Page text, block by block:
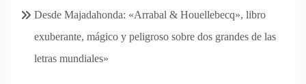
Desde Majadahonda: «Arrabal & Houellebecq», libro
exuberante, mágico y peligroso sobre dos grandes de las
letras mundiales»